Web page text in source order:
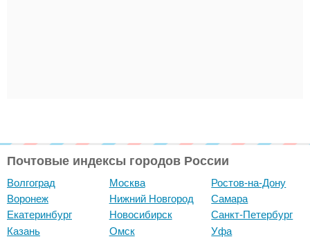
Почтовые индексы городов России
Волгоград
Воронеж
Екатеринбург
Казань
Москва
Нижний Новгород
Новосибирск
Омск
Ростов-на-Дону
Самара
Санкт-Петербург
Уфа